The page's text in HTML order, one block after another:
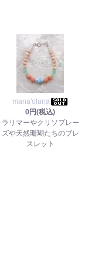
mana'olana
0円(税込)
ラリマーやクリソプレー
ズや天然珊瑚たちのブレ
スレット